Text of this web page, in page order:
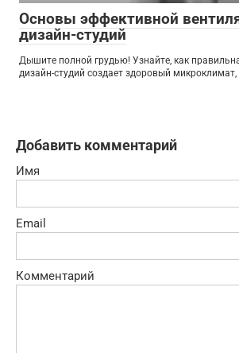
Основы эффективной
дизайн-студий
Дышите полной грудью! Узнайте, как
дизайн-студий создает здоровый
Добавить комментарий
Имя
Email
Комментарий